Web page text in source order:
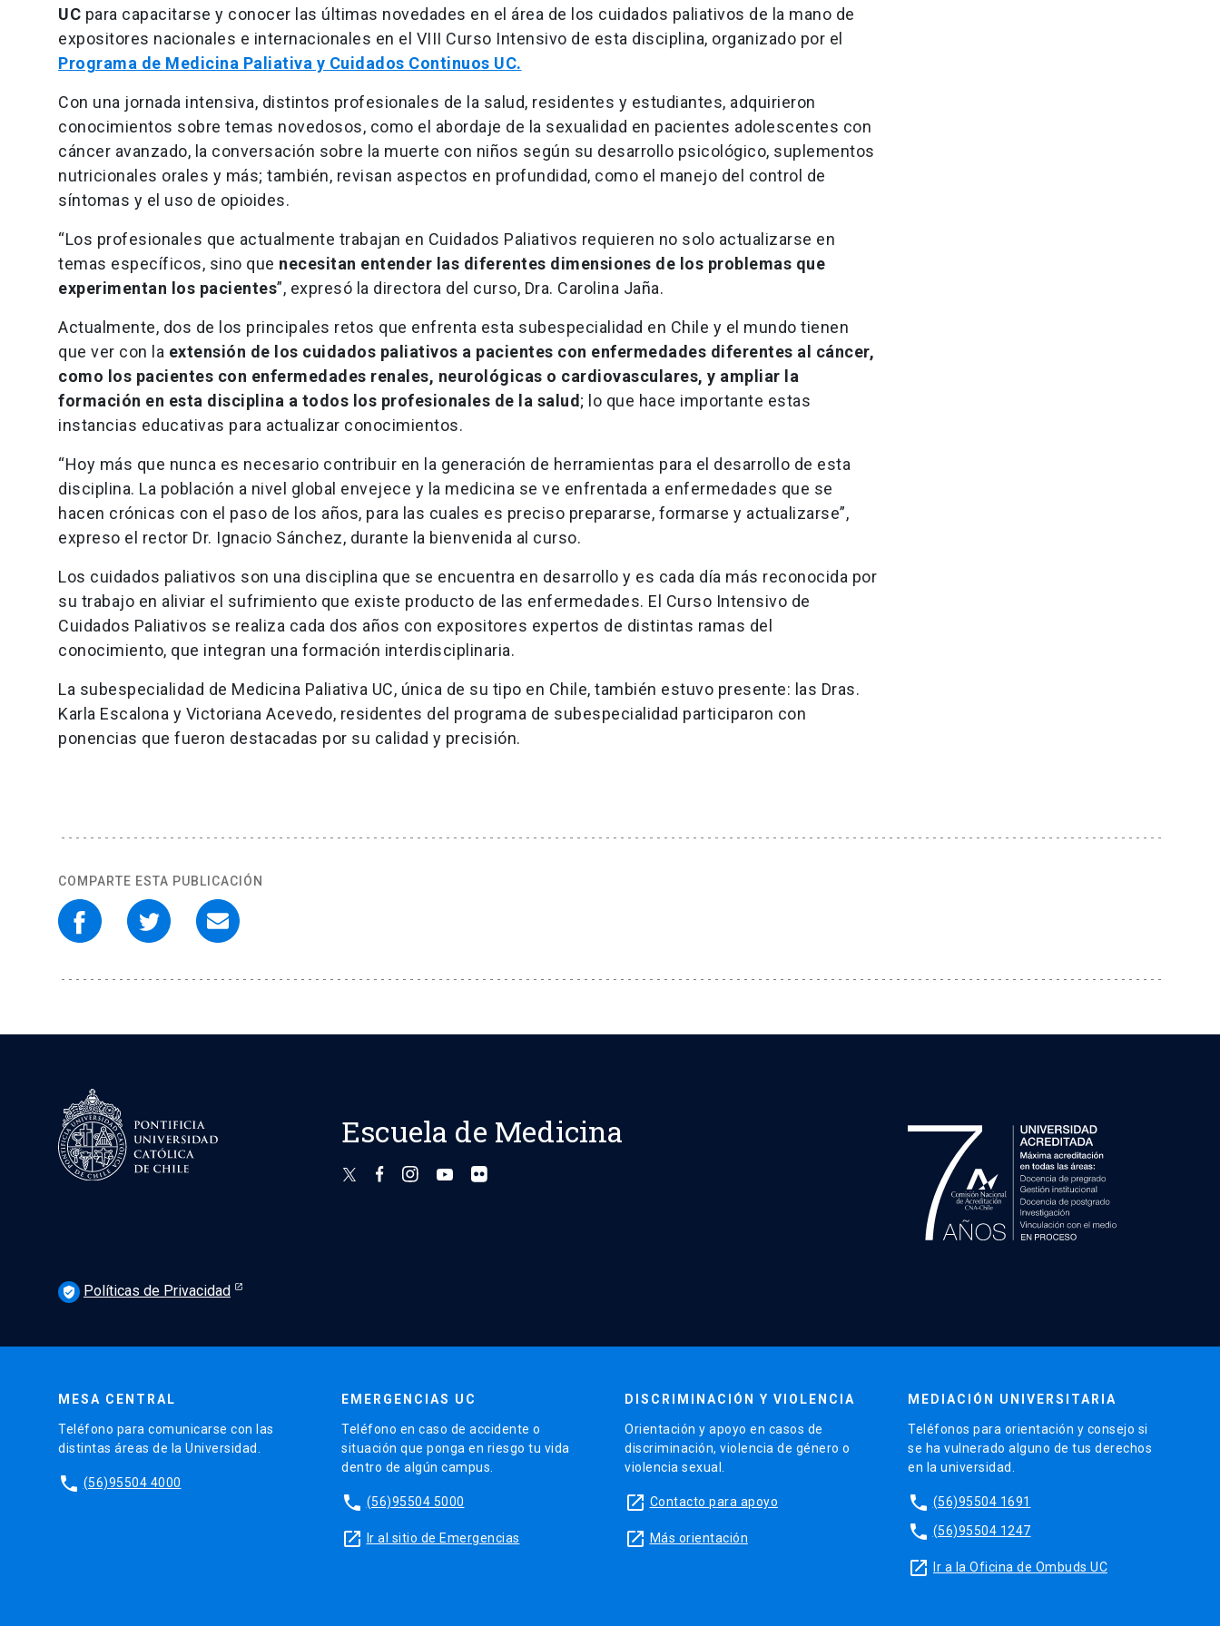
UC para capacitarse y conocer las últimas novedades en el área de los cuidados paliativos de la mano de
expositores nacionales e internacionales en el VIII Curso Intensivo de esta disciplina, organizado por el
Programa de Medicina Paliativa y Cuidados Continuos UC.
Con una jornada intensiva, distintos profesionales de la salud, residentes y estudiantes, adquirieron
conocimientos sobre temas novedosos, como el abordaje de la sexualidad en pacientes adolescentes con
cáncer avanzado, la conversación sobre la muerte con niños según su desarrollo psicológico, suplementos
nutricionales orales y más; también, revisan aspectos en profundidad, como el manejo del control de
síntomas y el uso de opioides.
“Los profesionales que actualmente trabajan en Cuidados Paliativos requieren no solo actualizarse en
temas específicos, sino que necesitan entender las diferentes dimensiones de los problemas que
experimentan los pacientes”, expresó la directora del curso, Dra. Carolina Jaña.
Actualmente, dos de los principales retos que enfrenta esta subespecialidad en Chile y el mundo tienen
que ver con la extensión de los cuidados paliativos a pacientes con enfermedades diferentes al cáncer,
como los pacientes con enfermedades renales, neurológicas o cardiovasculares, y ampliar la
formación en esta disciplina a todos los profesionales de la salud; lo que hace importante estas
instancias educativas para actualizar conocimientos.
“Hoy más que nunca es necesario contribuir en la generación de herramientas para el desarrollo de esta
disciplina. La población a nivel global envejece y la medicina se ve enfrentada a enfermedades que se
hacen crónicas con el paso de los años, para las cuales es preciso prepararse, formarse y actualizarse”,
expreso el rector Dr. Ignacio Sánchez, durante la bienvenida al curso.
Los cuidados paliativos son una disciplina que se encuentra en desarrollo y es cada día más reconocida por
su trabajo en aliviar el sufrimiento que existe producto de las enfermedades. El Curso Intensivo de
Cuidados Paliativos se realiza cada dos años con expositores expertos de distintas ramas del
conocimiento, que integran una formación interdisciplinaria.
La subespecialidad de Medicina Paliativa UC, única de su tipo en Chile, también estuvo presente: las Dras.
Karla Escalona y Victoriana Acevedo, residentes del programa de subespecialidad participaron con
ponencias que fueron destacadas por su calidad y precisión.
COMPARTE ESTA PUBLICACIÓN
Escuela de Medicina
verified_user Políticas de Privacidad
MESA CENTRAL
Teléfono para comunicarse con las
distintas áreas de la Universidad.
phone (56)95504 4000
EMERGENCIAS UC
Teléfono en caso de accidente o
situación que ponga en riesgo tu vida
dentro de algún campus.
phone (56)95504 5000
launch Ir al sitio de Emergencias
DISCRIMINACIÓN Y VIOLENCIA
Orientación y apoyo en casos de
discriminación, violencia de género o
violencia sexual.
launch Contacto para apoyo
launch Más orientación
MEDIACIÓN UNIVERSITARIA
Teléfonos para orientación y consejo si
se ha vulnerado alguno de tus derechos
en la universidad.
phone (56)95504 1691
phone (56)95504 1247
launch Ir a la Oficina de Ombuds UC